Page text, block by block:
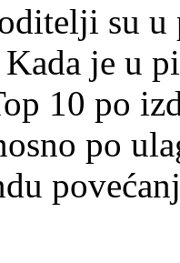
su
je u
10 po
po